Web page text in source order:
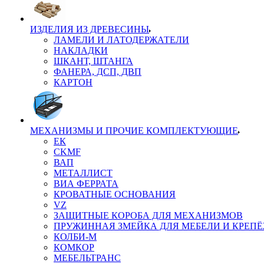
ИЗДЕЛИЯ ИЗ ДРЕВЕСИНЫ
ЛАМЕЛИ И ЛАТОДЕРЖАТЕЛИ
НАКЛАДКИ
ШКАНТ, ШТАНГА
ФАНЕРА, ДСП, ДВП
КАРТОН
МЕХАНИЗМЫ И ПРОЧИЕ КОМПЛЕКТУЮЩИЕ
ЕК
CKMF
ВАП
МЕТАЛЛИСТ
ВИА ФЕРРАТА
КРОВАТНЫЕ ОСНОВАНИЯ
VZ
ЗАЩИТНЫЕ КОРОБА ДЛЯ МЕХАНИЗМОВ
ПРУЖИННАЯ ЗМЕЙКА ДЛЯ МЕБЕЛИ И
КОЛБИ-М
КОМКОР
МЕБЕЛЬТРАНС